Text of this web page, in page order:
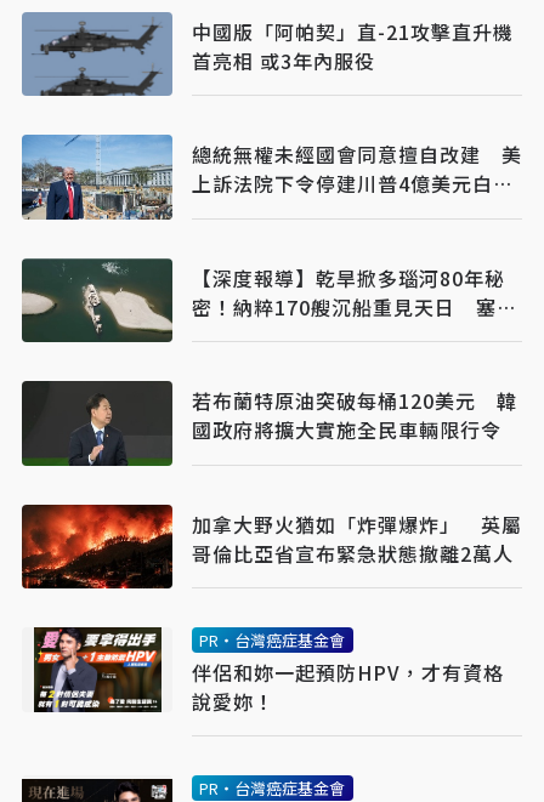
中國版「阿帕契」直-21攻擊直升機
首亮相 或3年內服役
總統無權未經國會同意擅自改建 美
上訴法院下令停建川普4億美元白宮
宴會廳
【深度報導】乾旱掀多瑙河80年秘
密！納粹170艘沉船重見天日 塞爾
維亞砸數億清障救航運命脈
若布蘭特原油突破每桶120美元 韓
國政府將擴大實施全民車輛限行令
加拿大野火猶如「炸彈爆炸」 英屬
哥倫比亞省宣布緊急狀態撤離2萬人
PR・台灣癌症基金會
伴侶和妳一起預防HPV，才有資格
說愛妳！
PR・台灣癌症基金會